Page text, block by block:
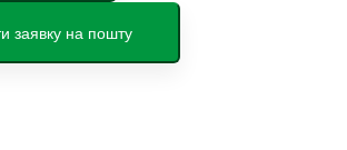
заявку на пошту